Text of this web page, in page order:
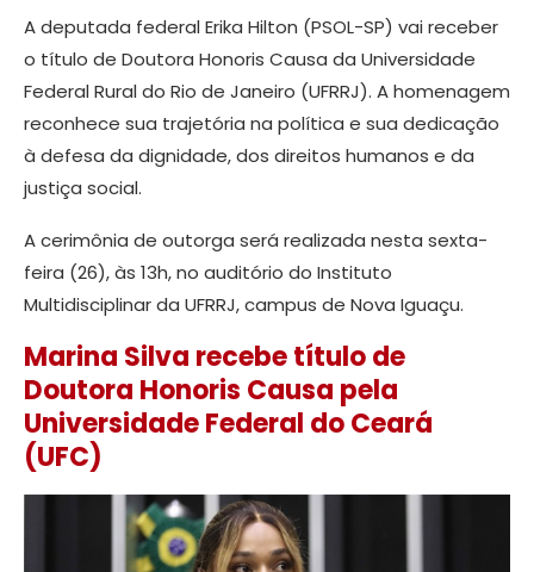
A deputada federal Erika Hilton (PSOL-SP) vai receber
o título de Doutora Honoris Causa da Universidade
Federal Rural do Rio de Janeiro (UFRRJ). A homenagem
reconhece sua trajetória na política e sua dedicação
à defesa da dignidade, dos direitos humanos e da
justiça social.
A cerimônia de outorga será realizada nesta sexta-
feira (26), às 13h, no auditório do Instituto
Multidisciplinar da UFRRJ, campus de Nova Iguaçu.
Marina Silva recebe título de
Doutora Honoris Causa pela
Universidade Federal do Ceará
(UFC)